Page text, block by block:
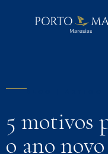
5 motivos
o ano